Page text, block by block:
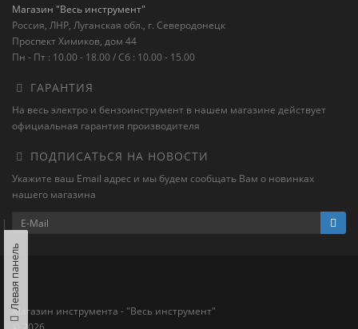
Магазин "Весь инструмент"
Россия, ЛНР, Луганская обл., г. Северодонецк
Проспект Химиков, дом 44
Пн - Пт : 10.00 - 18.00 / Сб : 10.00 - 15.00
ГАРАНТИЯ
На весь электро и бензоинструмент в нашем магазине действует
официальная гарантия производителя
ПОДПИСАТЬСЯ НА НОВОСТИ
Укажите ваш Email адрес и мы будем сообщать Вам о новинках
нашего магазина
Магазин инструмента - "Весь инструмент"
Левая панель